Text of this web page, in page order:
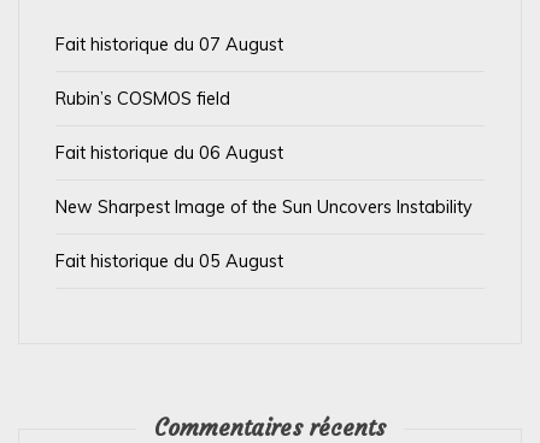
Fait historique du 07 August
Rubin’s COSMOS field
Fait historique du 06 August
New Sharpest Image of the Sun Uncovers Instability
Fait historique du 05 August
Commentaires récents